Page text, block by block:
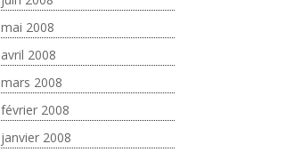
mai 2008
avril 2008
mars 2008
février 2008
janvier 2008